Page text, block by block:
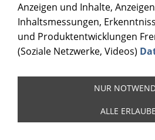
Anzeigen und Inhalte,
Inhaltsmessungen,
und Produktentwicklungen
(Soziale Netzwerke, Videos)
NUR
ALLE